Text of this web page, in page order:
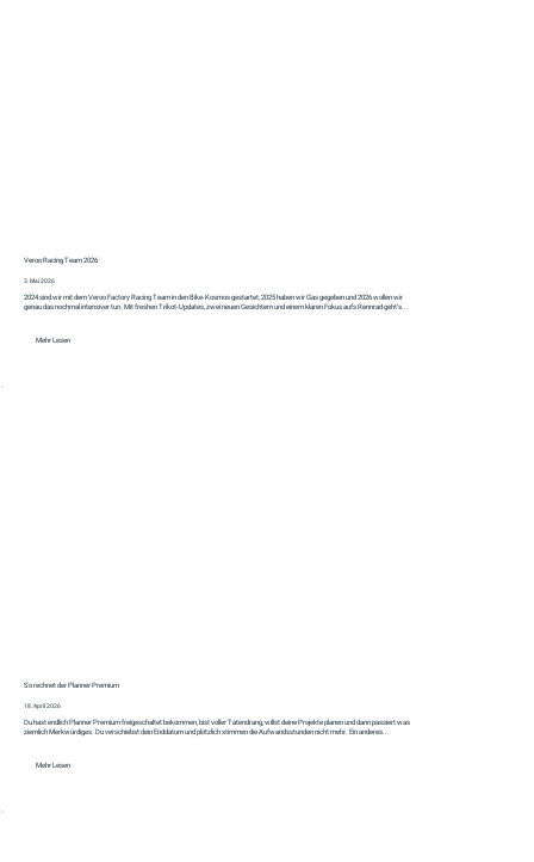
Veroo Racing Team 2026
3. Mai 2026
2024 sind wir mit dem Veroo Factory Racing Team in den Bike-Kosmos gestartet, 2025 haben wir Gas gegeben und 2026 wollen wir
genau das nochmal intensiver tun. Mit freshen Trikot-Updates, zwei neuen Gesichtern und einem klaren Fokus aufs Rennrad geht's...
Mehr Lesen
So rechnet der Planner Premium
18. April 2026
Du hast endlich Planner Premium freigeschaltet bekommen, bist voller Tatendrang, willst deine Projekte planen und dann passiert was
ziemlich Merkwürdiges. Du verschiebst dein Enddatum und plötzlich stimmen die Aufwandsstunden nicht mehr. Ein anderes...
Mehr Lesen